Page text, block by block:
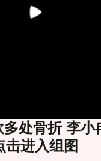
处骨折 李小
击进入组图